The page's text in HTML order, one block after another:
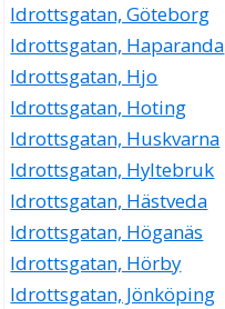
Idrottsgatan, Göteborg
Idrottsgatan, Haparanda
Idrottsgatan, Hjo
Idrottsgatan, Hoting
Idrottsgatan, Huskvarna
Idrottsgatan, Hyltebruk
Idrottsgatan, Hästveda
Idrottsgatan, Höganäs
Idrottsgatan, Hörby
Idrottsgatan, Jönköping